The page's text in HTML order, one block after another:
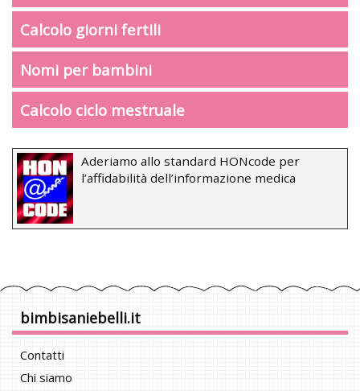
Calcolo giorni fertili
Nomi per bambini
Calcolo ciclo mestruale
Aderiamo allo standard HONcode per
l’affidabilità dell’informazione medica
bimbisaniebelli.it
Contatti
Chi siamo